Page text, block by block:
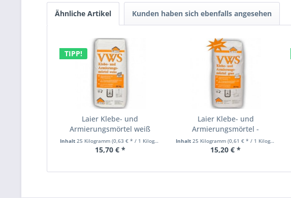
Ähnliche Artikel Kunden haben sich ebenfalls angesehen
TIPP!
Laier Klebe- und
Armierungsmörtel weiß
Inhalt 25 Kilogramm (0,63 € * / 1 Kilogramm)
15,70 € *
Laier Klebe- und
Armierungsmörtel -
faserarmiert...
Inhalt 25 Kilogramm (0,61 € * / 1 Kilogramm)
15,20 € *